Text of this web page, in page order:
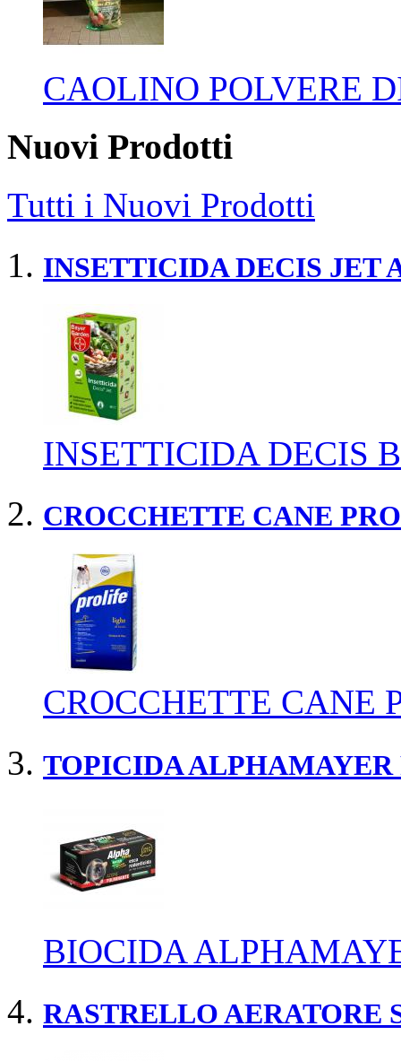
CAOLINO POLVERE
Nuovi Prodotti
Tutti i Nuovi Prodotti
INSETTICIDA DECIS JET
INSETTICIDA DECIS
CROCCHETTE CANE
CROCCHETTE CANE
TOPICIDA ALPHAMAYER
BIOCIDA
RASTRELLO AERATORE